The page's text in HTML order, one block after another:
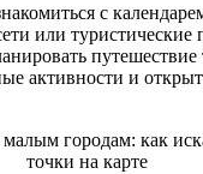
с
или туристические
путешествие
активности и